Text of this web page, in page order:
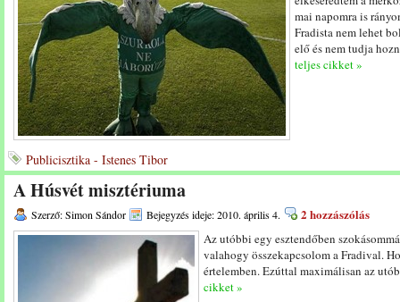
mai napomra is
Fradista nem lehet
elő és nem tudja
teljes cikket »
Publicisztika - Istenes Tibor
A Húsvét misztériuma
Szerző: Simon Sándor Bejegyzés ideje: 2010. április 4. 2 hozzászólás
Az utóbbi egy esztendőben
valahogy összekapcsolom a Fradival.
értelemben. Ezúttal maximálisan az
cikket »